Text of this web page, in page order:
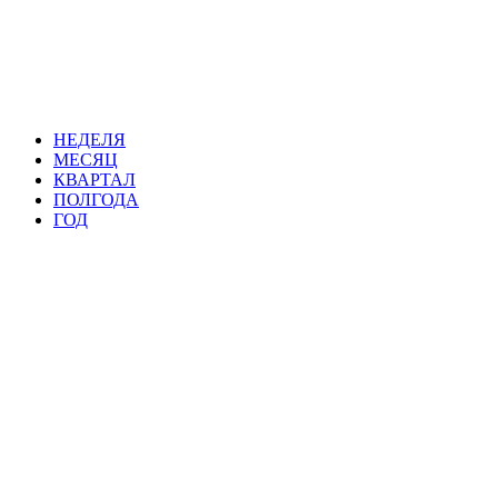
НЕДЕЛЯ
МЕСЯЦ
КВАРТАЛ
ПОЛГОДА
ГОД